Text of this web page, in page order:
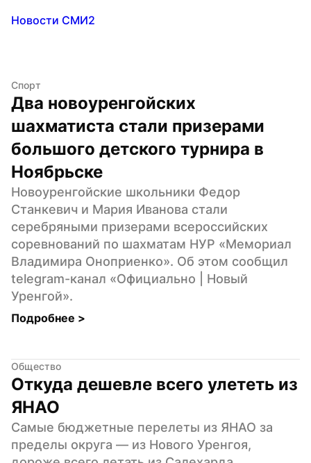
Новости СМИ2
Спорт
Два новоуренгойских
шахматиста стали призерами
большого детского турнира в
Ноябрьске
Новоуренгойские школьники Федор
Станкевич и Мария Иванова стали
серебряными призерами всероссийских
соревнований по шахматам НУР «Мемориал
Владимира Оноприенко». Об этом сообщил
telegram-канал «Официально | Новый
Уренгой».
Подробнее >
Общество
Откуда дешевле всего улететь из
ЯНАО
Самые бюджетные перелеты из ЯНАО за
пределы округа — из Нового Уренгоя,